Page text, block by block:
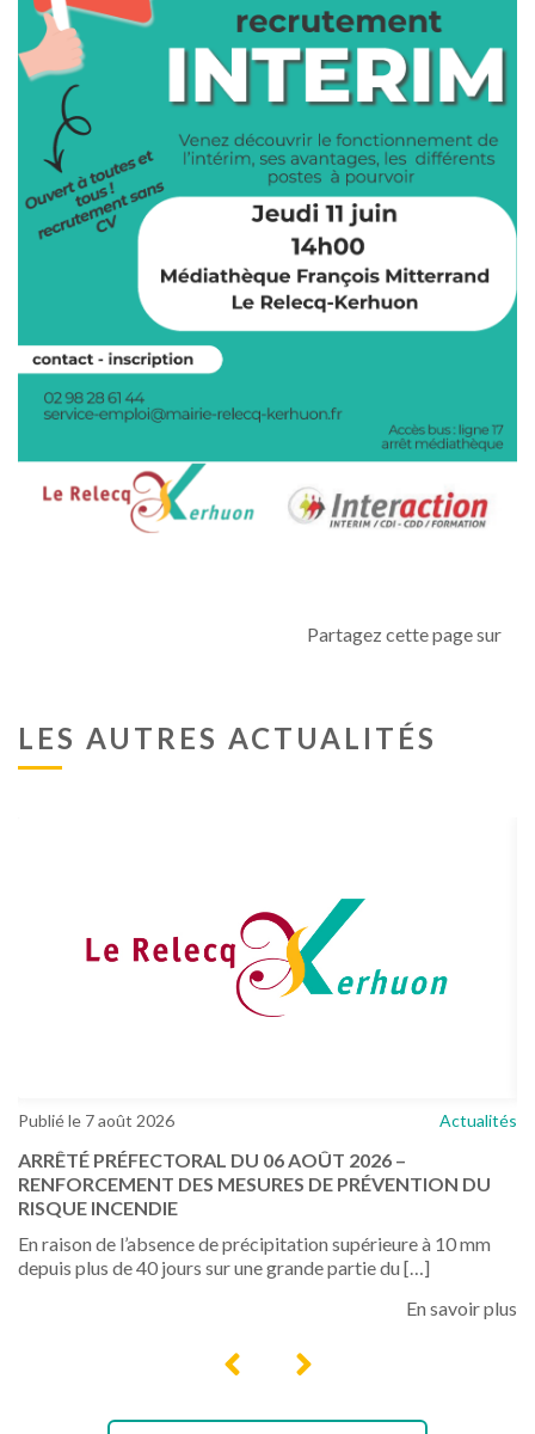
Partagez cette page sur
LES AUTRES ACTUALITÉS
Publié le 7 août 2026 Actualités
ARRÊTÉ PRÉFECTORAL DU 06 AOÛT 2026 –
RENFORCEMENT DES MESURES DE PRÉVENTION DU
RISQUE INCENDIE
En raison de l’absence de précipitation supérieure à 10 mm
depuis plus de 40 jours sur une grande partie du […]
En savoir plus